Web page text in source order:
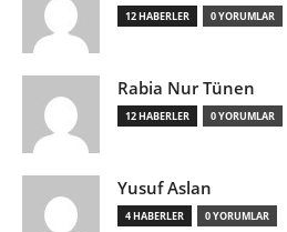
12 HABERLER 0 YORUMLAR
Rabia Nur Tünen
12 HABERLER 0 YORUMLAR
Yusuf Aslan
4 HABERLER 0 YORUMLAR